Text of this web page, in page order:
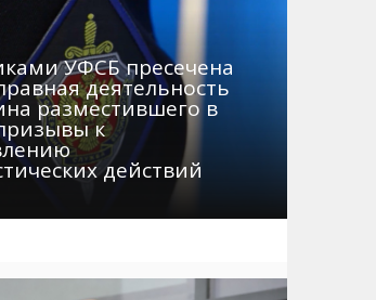
УФСБ пресечена
деятельность
разместившего в
к
действий